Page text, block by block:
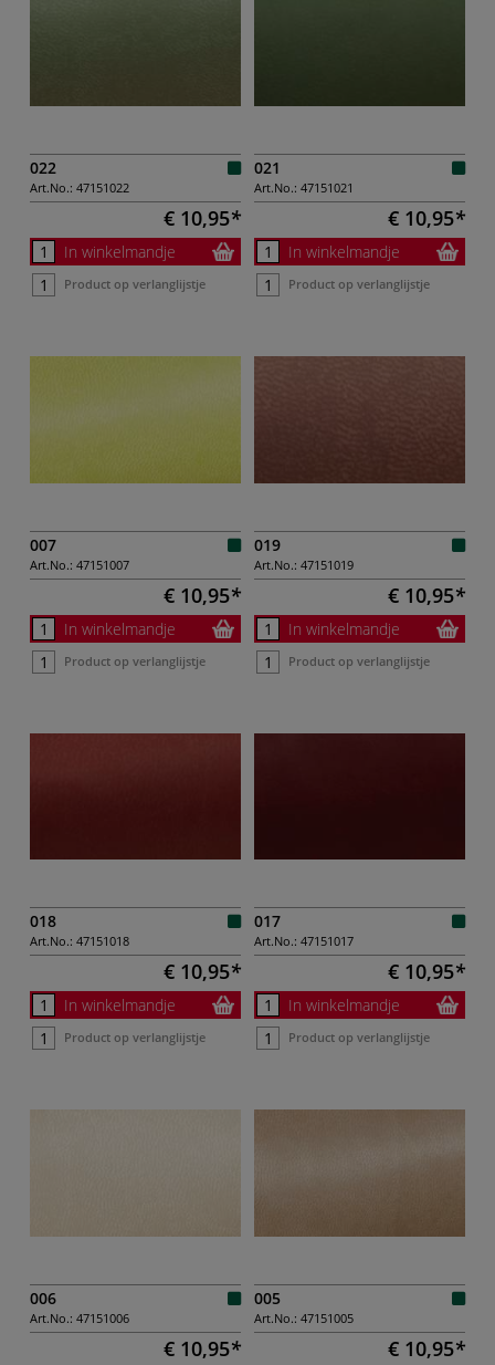
022
Art.No.: 47151022
€ 10,95
In winkelmandje
Product op verlanglijstje
021
Art.No.: 47151021
€ 10,95
In winkelmandje
Product op verlanglijstje
007
Art.No.: 47151007
€ 10,95
In winkelmandje
Product op verlanglijstje
019
Art.No.: 47151019
€ 10,95
In winkelmandje
Product op verlanglijstje
018
Art.No.: 47151018
€ 10,95
In winkelmandje
Product op verlanglijstje
017
Art.No.: 47151017
€ 10,95
In winkelmandje
Product op verlanglijstje
006
Art.No.: 47151006
€ 10,95
005
Art.No.: 47151005
€ 10,95